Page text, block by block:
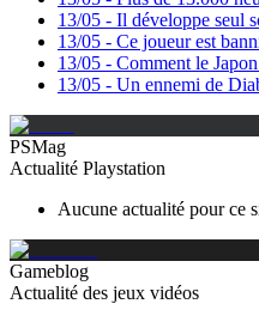
13/05 - Il développe seul
13/05 - Ce joueur est
13/05 - Comment le
13/05 - Un ennemi de
PSMag
Actualité Playstation
Aucune actualité pour ce
Gameblog
Actualité des jeux vidéos